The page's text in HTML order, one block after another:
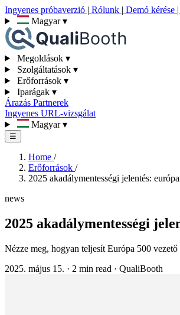
Ingyenes próbaverzió | Rólunk | Demó kérése |
Magyar▾
Megoldások ▾
Szolgáltatások ▾
Erőforrások ▾
Iparágak ▾
Árazás Partnerek
Ingyenes URL-vizsgálat
Magyar▾
☰
Home /
Erőforrások /
2025 akadálymentességi jelentés:
news
2025 akadálymentességi
Nézze meg, hogyan teljesít Európa 500
2025. május 15. · 2 min read · QualiBooth